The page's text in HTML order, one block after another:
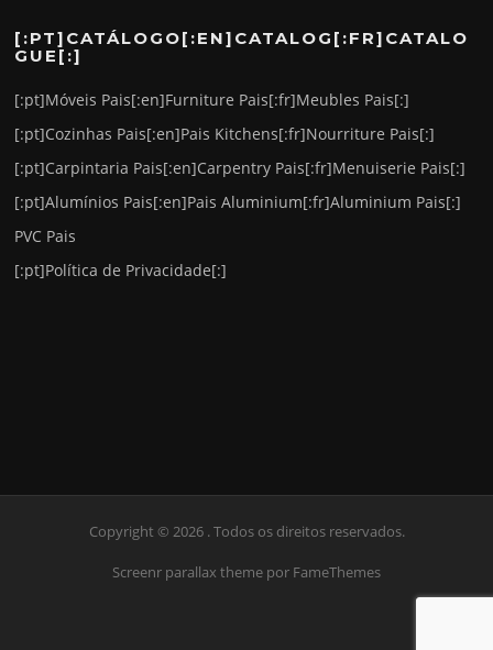
[:PT]CATÁLOGO[:EN]CATALOG[:FR]CATALO
GUE[:]
[:pt]Móveis Pais[:en]Furniture Pais[:fr]Meubles Pais[:]
[:pt]Cozinhas Pais[:en]Pais Kitchens[:fr]Nourriture Pais[:]
[:pt]Carpintaria Pais[:en]Carpentry Pais[:fr]Menuiserie Pais[:]
[:pt]Alumínios Pais[:en]Pais Aluminium[:fr]Aluminium Pais[:]
PVC Pais
[:pt]Política de Privacidade[:]
Copyright © 2026 . Todos os direitos reservados.
Screenr parallax theme por FameThemes